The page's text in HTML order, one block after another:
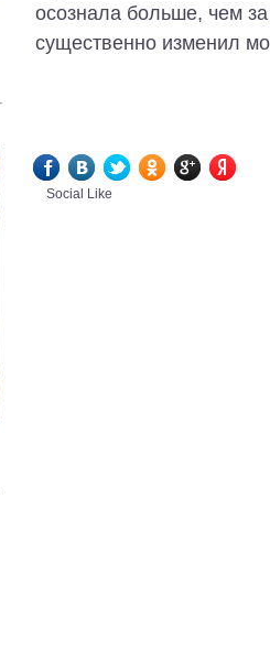
осознала больше, чем
существенно изменил
Social Like